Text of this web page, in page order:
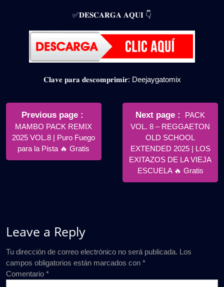
✅𝐃𝐄𝐒𝐂𝐀𝐑𝐆𝐀 𝐀𝐐𝐔𝐈 👇
𝐂𝐥𝐚𝐯𝐞 𝐩𝐚𝐫𝐚 𝐝𝐞𝐬𝐜𝐨𝐦𝐩𝐫𝐢𝐦𝐢𝐫: Deejaygatomix
Navegación
entradas
Previous page
Posts
MAMBO PACK REMIX
2025 VOL.8 | Puro Fuego
para la Pista 🔥 Gratis
Next page
Newer
Posts
PACK
VOL. 8 – REGGAETON
OLD SCHOOL
EXTENDED 2025 | LOS
EXITAZOS DE LA VIEJA
ESCUELA 🔥 Gratis
Leave a Reply
Tu dirección de correo electrónico no será publicada. Los
campos obligatorios están marcados con *
Comentario *